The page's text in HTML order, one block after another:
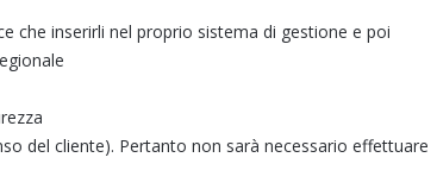
che inserirli nel proprio sistema di gestione e poi
del cliente). Pertanto non sarà necessario effettuare